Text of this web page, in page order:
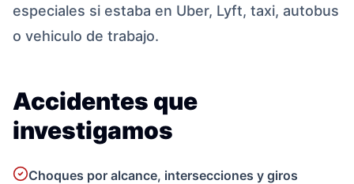
especiales si estaba en Uber, Lyft, taxi, autobus
o vehiculo de trabajo.
Accidentes que
investigamos
Choques por alcance, intersecciones y giros